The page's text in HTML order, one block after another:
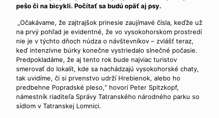
pešo či na bicykli. Počítať sa budú opäť aj psy.
„Očakávame, že zajtrajšok prinesie zaujímavé čísla, keďže už
na prvý pohľad je evidentné, že vo vysokohorskom prostredí
nie je v týchto dňoch núdza o návštevníkov – zvlášť teraz,
keď intenzívne búrky konečne vystriedalo slnečné počasie.
Predpokladáme, že aj tento rok bude najviac turistov
smerovať do lokalít, kde sa nachádzajú vysokohorské chaty,
tak uvidíme, či si prvenstvo udrží Hrebienok, alebo ho
predbehne Popradské pleso,“ hovorí Peter Spitzkopf,
námestník riaditeľa Správy Tatranského národného parku so
sídlom v Tatranskej Lomnici.